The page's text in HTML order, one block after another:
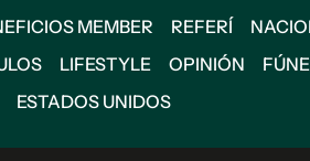
MEMBER REFERÍ
LIFESTYLE OPINIÓN
ESTADOS UNIDOS